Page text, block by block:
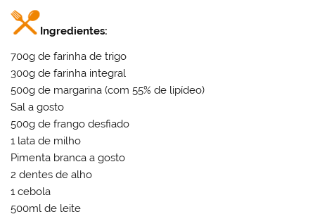
Ingredientes:
700g de farinha de trigo
300g de farinha integral
500g de margarina (com 55% de lipídeo)
Sal a gosto
500g de frango desfiado
1 lata de milho
Pimenta branca a gosto
2 dentes de alho
1 cebola
500ml de leite